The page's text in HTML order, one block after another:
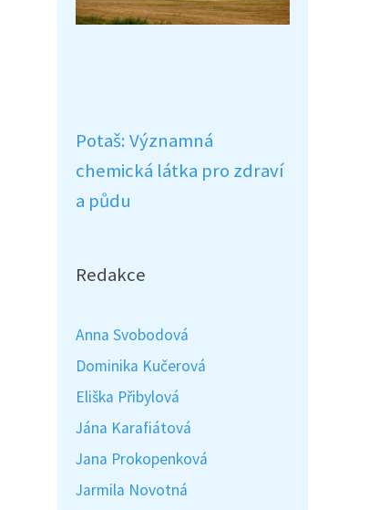
Potaš: Významná
chemická látka pro zdraví
a půdu
Redakce
Anna Svobodová
Dominika Kučerová
Eliška Přibylová
Jána Karafiátová
Jana Prokopenková
Jarmila Novotná